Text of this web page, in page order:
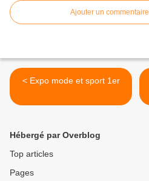
Ajouter un commentaire
< Expo mode et sport 1er
Hébergé par Overblog
Top articles
Pages